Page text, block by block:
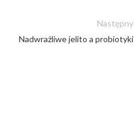
Następny
Nadwrażliwe jelito a probiotyki